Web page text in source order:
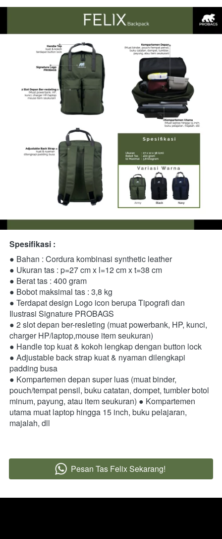
Spesifikasi :
● Bahan : Cordura kombinasi synthetic leather
● Ukuran tas : p=27 cm x l=12 cm x t=38 cm
● Berat tas : 400 gram
● Bobot maksimal tas : 3,8 kg
● Terdapat design Logo icon berupa Tipografi dan
Ilustrasi Signature PROBAGS
● 2 slot depan ber-resleting (muat powerbank, HP, kunci,
charger HP/laptop,mouse item seukuran)
● Handle top kuat & kokoh lengkap dengan button lock
● Adjustable back strap kuat & nyaman dilengkapi
padding busa
● Kompartemen depan super luas (muat binder,
pouch/tempat pensil, buku catatan, dompet, tumbler botol
minum, payung, atau item seukuran) ● Kompartemen
utama muat laptop hingga 15 inch, buku pelajaran,
majalah, dll
` Pesan Tas Felix Sekarang!